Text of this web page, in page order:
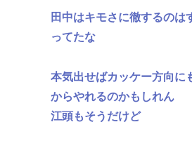
田中はキモさに徹するのは
ってたな
本気出せばカッケー方向に
からやれるのかもしれん
江頭もそうだけど